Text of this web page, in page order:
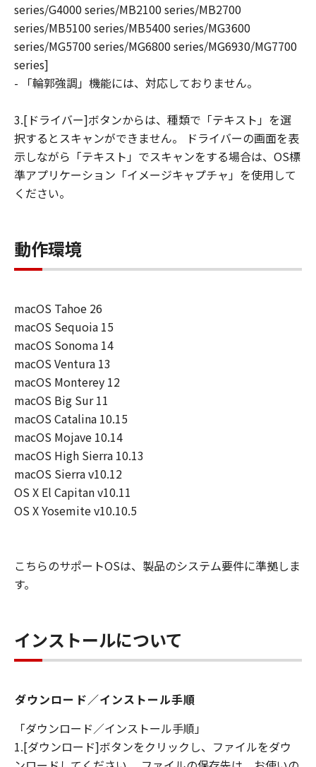
series/G4000 series/MB2100 series/MB2700
series/MB5100 series/MB5400 series/MG3600
series/MG5700 series/MG6800 series/MG6930/MG7700
series]
- 「輪郭強調」機能には、対応しておりません。
3.[ドライバー]ボタンからは、種類で「テキスト」を選
択するとスキャンができません。 ドライバーの画面を表
示しながら「テキスト」でスキャンをする場合は、OS標
準アプリケーション「イメージキャプチャ」を使用して
ください。
動作環境
macOS Tahoe 26
macOS Sequoia 15
macOS Sonoma 14
macOS Ventura 13
macOS Monterey 12
macOS Big Sur 11
macOS Catalina 10.15
macOS Mojave 10.14
macOS High Sierra 10.13
macOS Sierra v10.12
OS X El Capitan v10.11
OS X Yosemite v10.10.5
こちらのサポートOSは、製品のシステム要件に準拠しま
す。
インストールについて
ダウンロード／インストール手順
「ダウンロード／インストール手順」
1.[ダウンロード]ボタンをクリックし、ファイルをダウ